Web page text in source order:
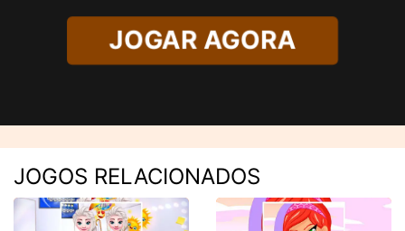
JOGAR AGORA
JOGOS RELACIONADOS